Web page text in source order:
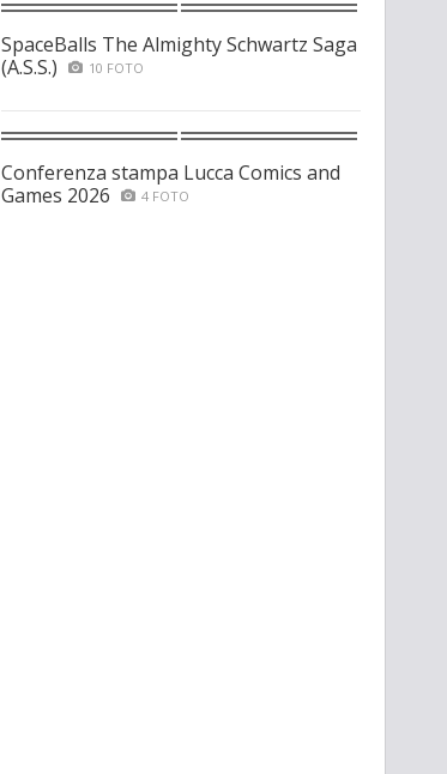
SpaceBalls The Almighty Schwartz Saga
(A.S.S.)
10 FOTO
Conferenza stampa Lucca Comics and
Games 2026
4 FOTO